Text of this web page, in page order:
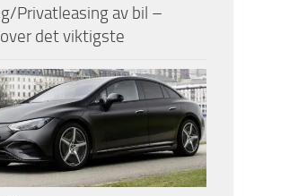
Privatleasing av bil –
det viktigste